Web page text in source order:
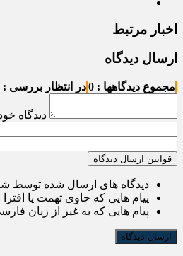
اخبار مرتبط
ارسال دیدگاه
مجموع دیدگاهها : 0 در انتظار بررسی : 0
دیدگاه
قوانین ارسال دیدگاه
دیدگاه های ارسال شده توسط
پیام هایی که حاوی تهمت یا
پیام هایی که به غیر از زبان